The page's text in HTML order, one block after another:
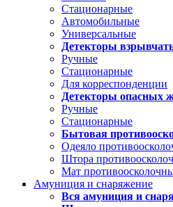
Стационарные
Автомобильные
Универсальные
Детекторы
Ручные
Стационарные
Для корреспонденции
Детекторы опасных
Ручные
Стационарные
Бытовая
Одеяло
Штора
Мат
Амуниция и снаряжение
Вся амуниция и